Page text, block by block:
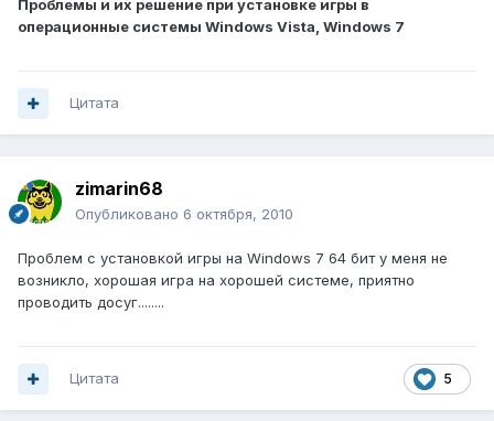
Проблемы и их решение при установке игры в
операционные системы Windows Vista, Windows 7
Цитата
zimarin68
Опубликовано 6 октября, 2010
Проблем с установкой игры на Windows 7 64 бит у меня не
возникло, хорошая игра на хорошей системе, приятно
проводить досуг........
5
Цитата